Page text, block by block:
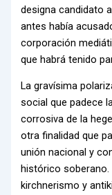
designa candidato
antes había
corporación
que habrá tenido
La gravísima
social que padece
corrosiva de la
otra finalidad que
unión nacional y
histórico
kirchnerismo y